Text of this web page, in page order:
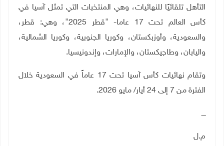
التأهل تلقائيًا للنهائيات، وهي المنتخبات التي تمثل آسيا في
كأس العالم تحت 17 عاما- "قطر 2025"، وهي
: قطر،
والسعودية، وأوزبكستان، وكوريا الجنوبية، وكوريا الشمالية،
واليابان، وطاجيكستان، والإمارات، وإندونيسيا.
وتقام نهائيات كأس آسيا تحت 17 عاماً في السعودية خلال
الفترة من 7 إلى 24 أيار/ مايو 2026.
ــــ
م.ل